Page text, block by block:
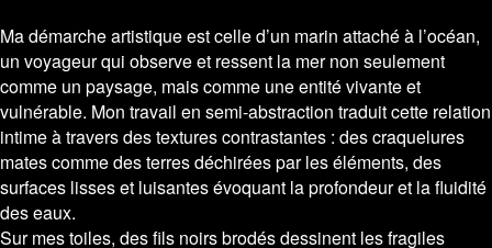
Ma démarche artistique est celle d’un marin attaché à l’océan,
un voyageur qui observe et ressent la mer non seulement
comme un paysage, mais comme une entité vivante et
vulnérable. Mon travail en semi-abstraction traduit cette relation
intime à travers des textures contrastantes : des craquelures
mates comme des terres déchirées par les éléments, des
surfaces lisses et luisantes évoquant la profondeur et la fluidité
des eaux.
Sur mes toiles, des fils noirs brodés dessinent les fragiles